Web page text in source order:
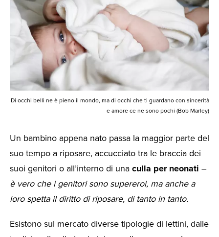
Di occhi belli ne è pieno il mondo, ma di occhi che ti guardano con sincerità
e amore ce ne sono pochi (Bob Marley)
Un bambino appena nato passa la maggior parte del
suo tempo a riposare, accucciato tra le braccia dei
suoi genitori o all’interno di una culla per neonati –
è vero che i genitori sono supereroi, ma anche a
loro spetta il diritto di riposare, di tanto in tanto.
Esistono sul mercato diverse tipologie di lettini, dalle